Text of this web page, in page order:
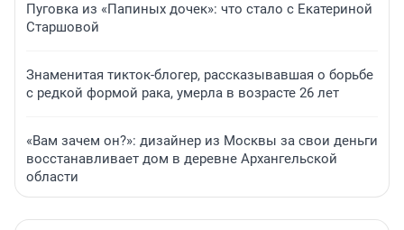
Пуговка из «Папиных дочек»: что стало с Екатериной
Старшовой
Знаменитая тикток-блогер, рассказывавшая о борьбе
с редкой формой рака, умерла в возрасте 26 лет
«Вам зачем он?»: дизайнер из Москвы за свои деньги
восстанавливает дом в деревне Архангельской
области